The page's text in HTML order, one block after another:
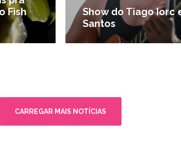
Fish
Show do Tiago Iorc
Santos
CARREGAR MAIS NOTÍCIAS